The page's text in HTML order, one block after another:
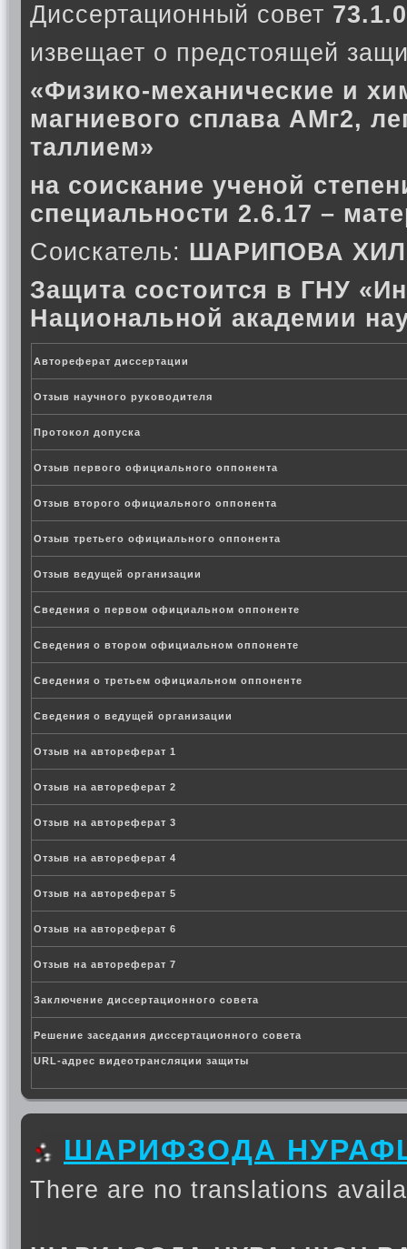
Диссертационный совет
извещает о предстоящей
«Физико-механические и
магниевого сплава АМг2,
таллием»
на соискание ученой
специальности 2.6.17 –
Соискатель: ШАРИПОВА
Защита состоится в ГНУ
Национальной академии
Автореферат диссертации
Отзыв научного руководителя
Протокол допуска
Отзыв первого официального оппонента
Отзыв второго официального оппонента
Отзыв третьего официального оппонента
Отзыв ведущей организации
Сведения о первом официальном оппоненте
Сведения о втором официальном оппоненте
Сведения о третьем официальном оппоненте
Сведения о ведущей организации
Отзыв на автореферат 1
Отзыв на автореферат 2
Отзыв на автореферат 3
Отзыв на автореферат 4
Отзыв на автореферат 5
Отзыв на автореферат 6
Отзыв на автореферат 7
Заключение диссертационного совета
Решение заседания диссертационного совета
URL-адрес видеотрансляции защиты
ШАРИФЗОДА
There are no translations